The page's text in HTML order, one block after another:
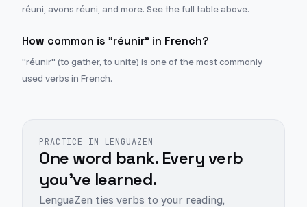
réuni, avons réuni, and more. See the full table above.
How common is "réunir" in French?
"réunir" (to gather, to unite) is one of the most commonly
used verbs in French.
PRACTICE IN LENGUAZEN
One word bank. Every verb
you've learned.
LenguaZen ties verbs to your reading,